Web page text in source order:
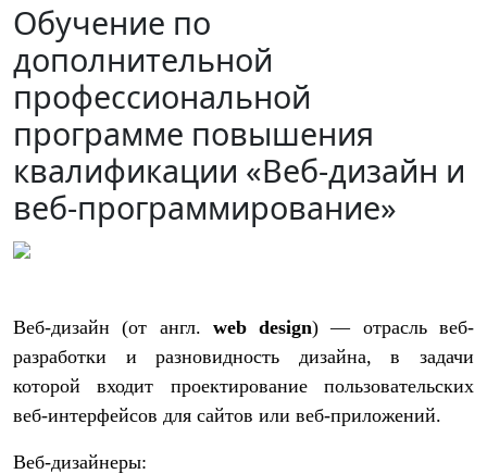
Обучение по
дополнительной
профессиональной
программе повышения
квалификации «Веб-дизайн и
веб-программирование»
Веб-дизайн (от англ. web design) — отрасль веб-
разработки и разновидность дизайна, в задачи
которой входит проектирование пользовательских
веб-интерфейсов для сайтов или веб-приложений.
Веб-дизайнеры: